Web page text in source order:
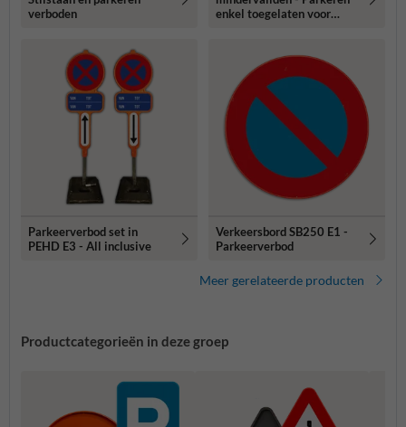
verboden
enkel toegelaten voor
Parkeerverbod set in
PEHD E3 - All inclusive
Verkeersbord SB250 E1 -
Parkeerverbod
Meer gerelateerde producten
Productcategorieën in deze groep